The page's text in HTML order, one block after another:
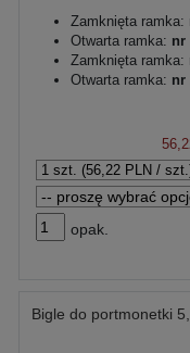
Zamknięta ramka:
Otwarta ramka: nr
Zamknięta ramka:
Otwarta ramka: nr
opak.
Bigle do portmonetki